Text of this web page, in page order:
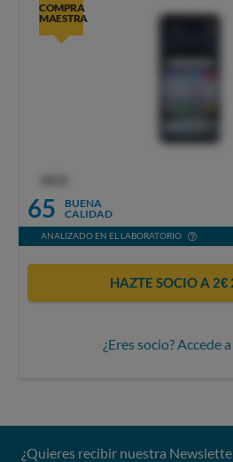
COMPRA
MAESTRA
65
BUENA
CALIDAD
ANALIZADO EN EL LABORATORIO
HAZTE SOCIO A 2€
¿Eres socio? Accede
¿Quieres recibir nuestra